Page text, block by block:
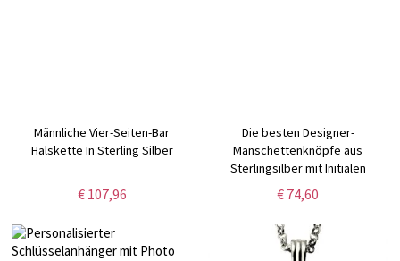
Männliche Vier-Seiten-Bar
Halskette In Sterling Silber
€ 107,96
Die besten Designer-
Manschettenknöpfe aus
Sterlingsilber mit Initialen
€ 74,60